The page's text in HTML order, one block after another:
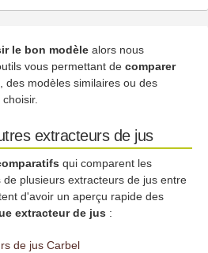
le bon modèle alors nous
vous permettant de comparer
des modèles similaires ou des
extracteurs de jus
qui comparent les
plusieurs extracteurs de jus entre
d'avoir un aperçu rapide des
extracteur de jus :
de jus Carbel